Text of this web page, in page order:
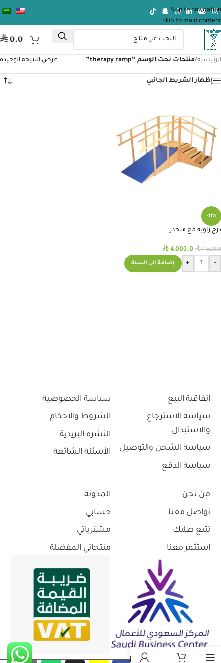
Skip to navigation
Skip to main content
⃁ 0.0
الرئيسية/منتجات تحت الوسم “therapy ramp” عرض النتيجة الوحيدة
إظهار الشريط الجانبي
-11%
درج زاوية مع منحدر
⃁4,500.0
⃁ 4,000.0
-
+ إضافة إلى السلة
اتفاقية البيع
سياسة الاسترجاع
والاستبدال
سياسة الشحن والتوصيل
سياسة الدفع
سياسة الخصوصية
الشروط والاحكام
النشرة البريدية
الأسئلة الشائعة
من نحن
تواصل معنا
تتبع طلبك
استثمر معنا
المدونة
حسابي
مشترياتي
منتجاتي المفضلة